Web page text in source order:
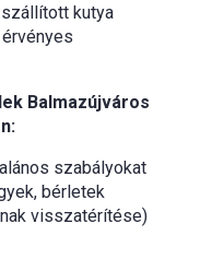
kutya
Balmazújváros
szabályokat
bérletek
visszatérítése)